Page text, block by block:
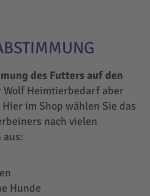
des Futters auf den
Wolf Heimtierbedarf aber
im Shop wählen Sie das
nach vielen
aus:
Hunde